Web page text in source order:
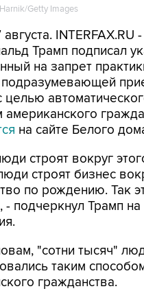
Getty Images
INTERFAX.RU
Трамп подписал
на запрет
подразумевающей
на сайте Белого
строят вокруг
строят бизнес
по рождению. Так
- подчеркнул Трамп
"сотни тысяч"
таким
гражданства.